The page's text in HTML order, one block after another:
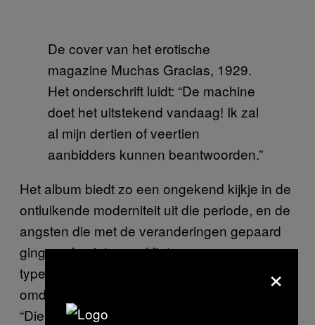
De cover van het erotische
magazine Muchas Gracias, 1929.
Het onderschrift luidt: “De machine
doet het uitstekend vandaag! Ik zal
al mijn dertien of veertien
aanbidders kunnen beantwoorden.”
Het album biedt zo een ongekend kijkje in de
ontluikende moderniteit uit die periode, en de
angsten die met de veranderingen gepaard
gingen. Je ziet overal fietsen en
typemachines naast de vrouw opduiken
omdat ze “gevaarlijk” zijn, legt Zubiaurre uit.
“Die objecten gaven vrijheid aan de vrouwen
×